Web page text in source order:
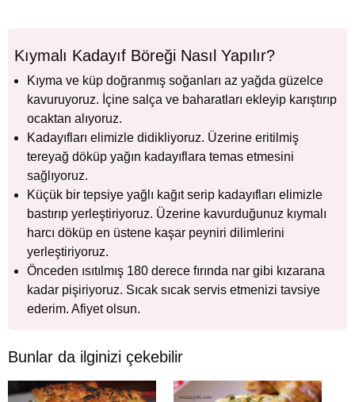
Kıymalı Kadayıf Böreği Nasıl Yapılır?
Kıyma ve küp doğranmış soğanları az yağda güzelce
kavuruyoruz. İçine salça ve baharatları ekleyip karıştırıp
ocaktan alıyoruz.
Kadayıfları elimizle didikliyoruz. Üzerine eritilmiş
tereyağ döküp yağın kadayıflara temas etmesini
sağlıyoruz.
Küçük bir tepsiye yağlı kağıt serip kadayıfları elimizle
bastırıp yerleştiriyoruz. Üzerine kavurduğunuz kıymalı
harcı döküp en üstene kaşar peyniri dilimlerini
yerleştiriyoruz.
Önceden ısıtılmış 180 derece fırında nar gibi kızarana
kadar pişiriyoruz. Sıcak sıcak servis etmenizi tavsiye
ederim. Afiyet olsun.
Bunlar da ilginizi çekebilir